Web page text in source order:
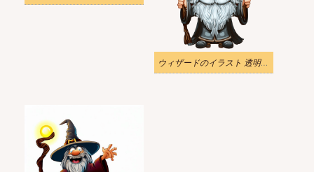
ウィザードのイラスト 透明な背景